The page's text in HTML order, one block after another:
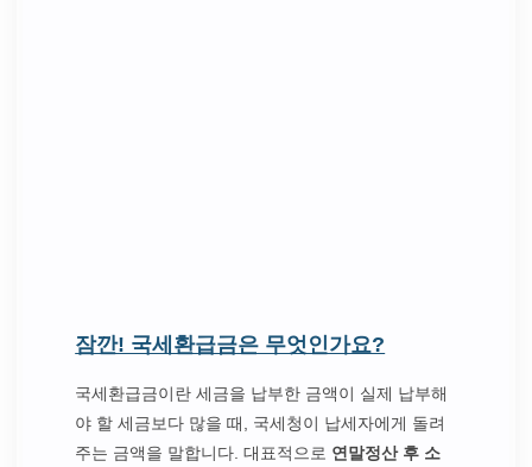
잠깐! 국세환급금은 무엇인가요?
국세환급금이란 세금을 납부한 금액이 실제 납부해
야 할 세금보다 많을 때, 국세청이 납세자에게 돌려
주는 금액을 말합니다. 대표적으로 연말정산 후 소